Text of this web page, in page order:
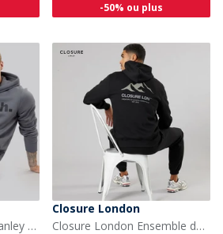
-50% ou plus
Bench Survêtement Skanley 22 Homme Gris Acier
Closure London
Closure London Ensemble de Survêtement silhouette de montagne Homme Noir/Olive